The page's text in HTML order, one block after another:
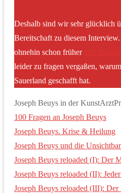
Deshalb sind wir sehr glücklich
Bereitschaft zu diesem
ohnehin schon früher
leider zu fragen vergaßen,
Sauerland geschafft hat.
Joseph Beuys in der
100 Fragen an Joseph Beuys
Joseph Beuys. Krise & Heilung
Joseph Beuys und die
Joseph Beuys reloaded (I): Der
Joseph Beuys reloaded (II):
Joseph Beuys reloaded (III): Der